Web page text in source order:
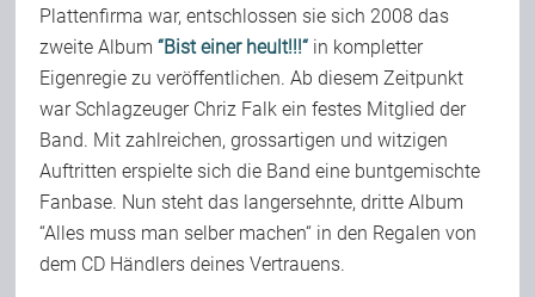
Team
Join Us
Support Us
Plattenfirma war, entschlossen sie sich 2008 das
zweite Album“Bist einer heult!!!“ in kompletter
Eigenregie zu veröffentlichen. Ab diesem Zeitpunkt
war Schlagzeuger Chriz Falk ein festes Mitglied der
Band. Mit zahlreichen, grossartigen und witzigen
Auftritten erspielte sich die Band eine buntgemischte
Fanbase. Nun steht das langersehnte, dritte Album
“Alles muss man selber machen“ in den Regalen von
dem CD Händlers deines Vertrauens.